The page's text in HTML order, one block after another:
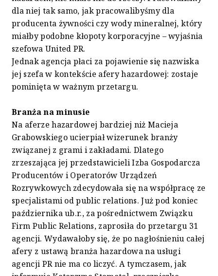
dla niej tak samo, jak pracowalibyśmy dla
producenta żywności czy wody mineralnej, który
miałby podobne kłopoty korporacyjne – wyjaśnia
szefowa United PR.
Jednak agencja płaci za pojawienie się nazwiska
jej szefa w kontekście afery hazardowej: zostaje
pominięta w ważnym przetargu.
Branża na minusie
Na aferze hazardowej bardziej niż Macieja
Grabowskiego ucierpiał wizerunek branży
związanej z grami i zakładami. Dlatego
zrzeszająca jej przedstawicieli Izba Gospodarcza
Producentów i Operatorów Urządzeń
Rozrywkowych zdecydowała się na współpracę ze
specjalistami od public relations. Już pod koniec
października ub.r., za pośrednictwem Związku
Firm Public Relations, zaprosiła do przetargu 31
agencji. Wydawałoby się, że po nagłośnieniu całej
afery z ustawą branża hazardowa na usługi
agencji PR nie ma co liczyć. A tymczasem, jak